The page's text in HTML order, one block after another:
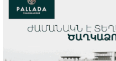
Ռուսաստանի դեմ
համար
21:45:44 7-08-2026
Երևանում և